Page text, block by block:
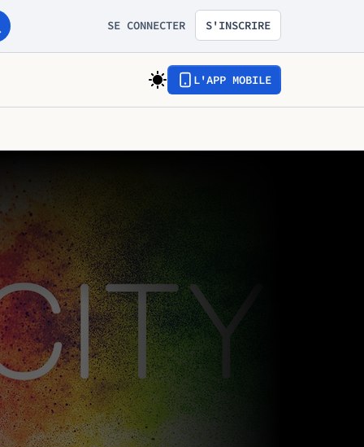
SE CONNECTER S'INSCRIRE
L'APP MOBILE